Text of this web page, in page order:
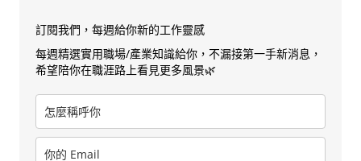
訂閱我們，每週給你新的工作靈感
每週精選實用職場/產業知識給你，不漏接第一手新消息，
希望陪你在職涯路上看見更多風景🌿